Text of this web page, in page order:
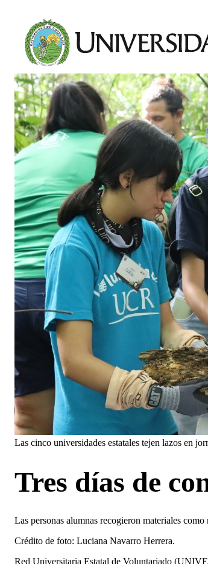
Las cinco universidades estatales tejen lazos en
Tres días de
Las personas alumnas recogieron materiales
Crédito de foto: Luciana Navarro Herrera.
Red Universitaria Estatal de Voluntariado